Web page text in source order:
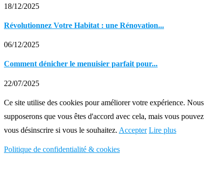
18/12/2025
Révolutionnez Votre Habitat : une Rénovation...
06/12/2025
Comment dénicher le menuisier parfait pour...
22/07/2025
Ce site utilise des cookies pour améliorer votre expérience. Nous
supposerons que vous êtes d'accord avec cela, mais vous pouvez
vous désinscrire si vous le souhaitez. Accepter Lire plus
Politique de confidentialité & cookies